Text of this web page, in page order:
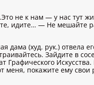
не к нам — у нас тут
идите… — Не мешайте
дама (худ. рук.) отвела
Зайдите в
Графического
меня, покажите ему